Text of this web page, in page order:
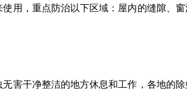
用，重点防治以下区域：屋内的缝隙、
害干净整洁的地方休息和工作，各地的